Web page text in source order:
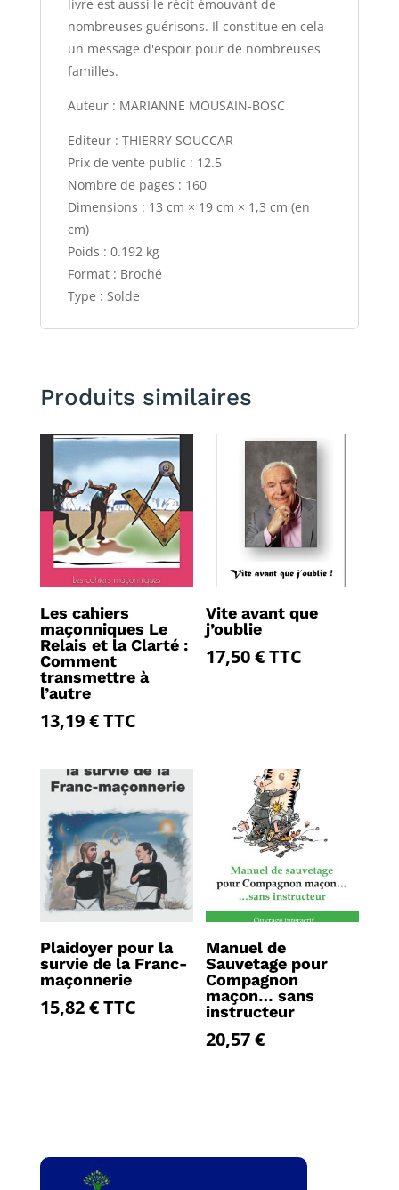
livre est aussi le récit émouvant de
nombreuses guérisons. Il constitue en cela
un message d'espoir pour de nombreuses
familles.
Auteur : MARIANNE MOUSAIN-BOSC
Editeur : THIERRY SOUCCAR
Prix de vente public : 12.5
Nombre de pages : 160
Dimensions : 13 cm × 19 cm × 1,3 cm (en
cm)
Poids : 0.192 kg
Format : Broché
Type : Solde
Produits similaires
Les cahiers
maçonniques Le
Relais et la Clarté :
Comment
transmettre à
l’autre
13,19€TTC
Vite avant que
j’oublie
17,50€TTC
Plaidoyer pour la
survie de la Franc-
maçonnerie
15,82€TTC
Manuel de
Sauvetage pour
Compagnon
maçon… sans
instructeur
20,57€